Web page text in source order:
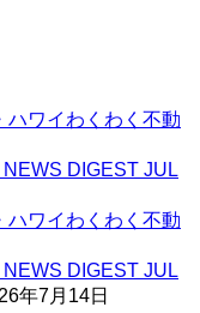
ハワイわくわく不動
DIGEST JUL
ハワイわくわく不動
DIGEST JUL
年7月14日